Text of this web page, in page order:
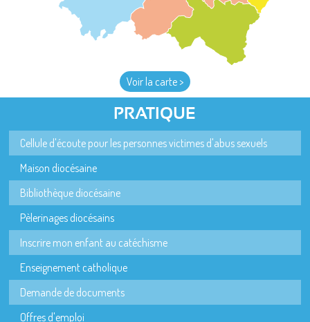
Voir la carte >
PRATIQUE
Cellule d'écoute pour les personnes victimes d'abus sexuels
Maison diocésaine
Bibliothèque diocésaine
Pèlerinages diocésains
Inscrire mon enfant au catéchisme
Enseignement catholique
Demande de documents
Offres d'emploi